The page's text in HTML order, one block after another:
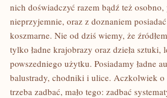
nich doświadczyć razem bądź też
nieprzyjemnie, oraz z doznaniem
koszmarne. Nie od dziś wiemy, że
tylko ładne krajobrazy oraz dzieła sztuki,
powszedniego użytku. Posiadamy ładne
balustrady, chodniki i ulice. Aczkolwiek
trzeba zadbać, mało tego: zadbać